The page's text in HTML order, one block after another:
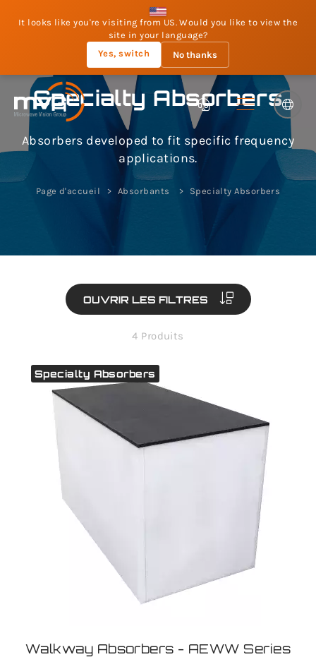
It looks like you're visiting from US. Would you like to view the
site in your language?
Yes, switch
No thanks
Specialty Absorbers
Absorbers developed to fit specific frequency
applications.
Page d'accueil Absorbants Specialty Absorbers
OUVRIR LES FILTRES
4 Produits
Specialty Absorbers
Walkway Absorbers - AEWW Series